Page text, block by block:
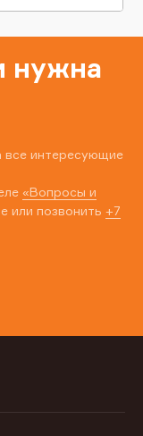
нужна
все интересующие
«Вопросы и
или позвонить +7